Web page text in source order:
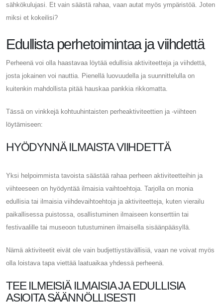
sähkökulujasi. Et vain säästä rahaa, vaan autat myös ympäristöä. Joten
miksi et kokeilisi?
Edullista perhetoimintaa ja viihdettä
Perheenä voi olla haastavaa löytää edullisia aktiviteetteja ja viihdettä,
josta jokainen voi nauttia. Pienellä luovuudella ja suunnittelulla on
kuitenkin mahdollista pitää hauskaa pankkia rikkomatta.
Tässä on vinkkejä kohtuuhintaisten perheaktiviteettien ja -viihteen
löytämiseen:
HYÖDYNNÄ ILMAISTA VIIHDETTÄ
Yksi helpoimmista tavoista säästää rahaa perheen aktiviteetteihin ja
viihteeseen on hyödyntää ilmaisia ​​vaihtoehtoja. Tarjolla on monia
edullisia tai ilmaisia ​​viihdevaihtoehtoja ja aktiviteetteja, kuten vierailu
paikallisessa puistossa, osallistuminen ilmaiseen konserttiin tai
festivaalille tai museoon tutustuminen ilmaisella sisäänpääsyllä.
Nämä aktiviteetit eivät ole vain budjettiystävällisiä, vaan ne voivat myös
olla loistava tapa viettää laatuaikaa yhdessä perheenä.
TEE ILMEISIÄ ILMAISIA ​​JA EDULLISIA
ASIOITA SÄÄNNÖLLISESTI